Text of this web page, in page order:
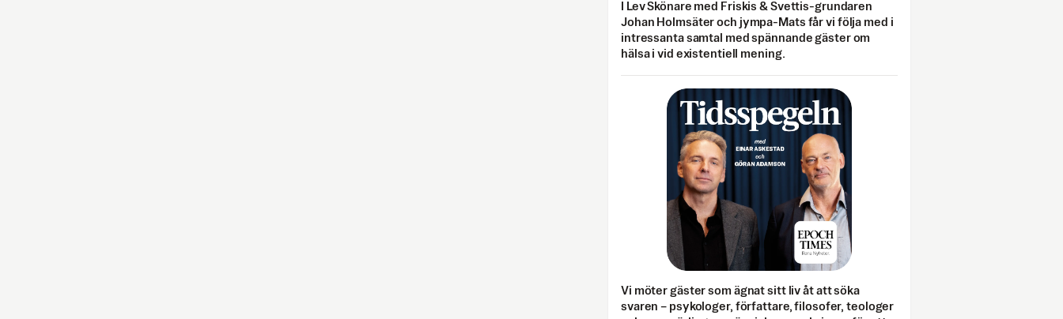
I Lev Skönare med Friskis & Svettis-grundaren
Johan Holmsäter och jympa-Mats får vi följa med i
intressanta samtal med spännande gäster om
hälsa i vid existentiell mening.
Vi möter gäster som ägnat sitt liv åt att söka
svaren – psykologer, författare, filosofer, teologer